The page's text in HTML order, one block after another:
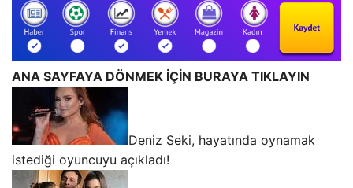
ANA SAYFAYA DÖNMEK İÇİN BURAYA TIKLAYIN
Deniz Seki, hayatında oynamak
istediği oyuncuyu açıkladı!